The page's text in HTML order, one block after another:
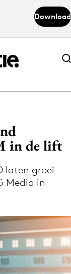
Download
Abonneer nu
Abonneer nu
in de lift
laten groei
Media in